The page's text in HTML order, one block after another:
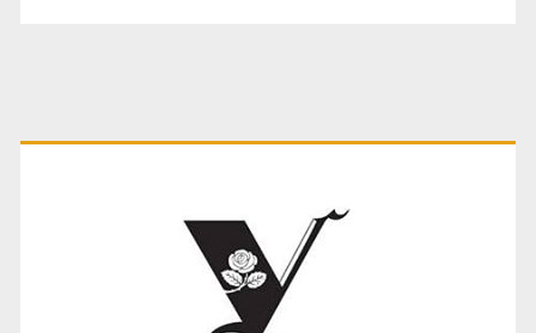
Primary